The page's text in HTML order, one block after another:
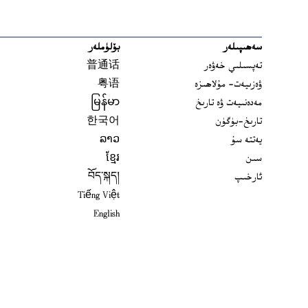
سەھىپىلەر
تەپسىلىي خەۋەر
ۋەزىيەت- مۇلاھىزە
مەدەنىيەت ۋە تارىخ
تارىخ-بۈگۈن
يەتتە سۇ
سىن
ئارخىپ
بۆلۈملەر
普通话
粤语
မြန်မာ
한국어
ລາວ
ខ្មែរ
བོད་སྐད།
Tiếng Việt
English